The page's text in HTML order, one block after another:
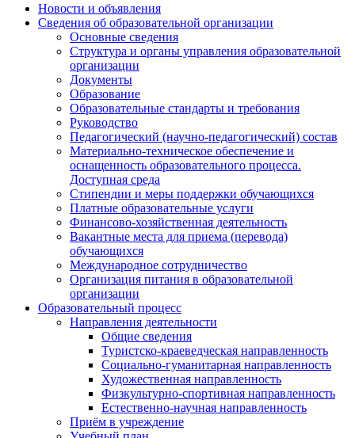
Новости и объявления
Сведения об образовательной организации
Основные сведения
Структура и органы управления образовательной
организации
Документы
Образование
Образовательные стандарты и требования
Руководство
Педагогический (научно-педагогический) состав
Материально-техническое обеспечение и
оснащенность образовательного процесса.
Доступная среда
Стипендии и меры поддержки обучающихся
Платные образовательные услуги
Финансово-хозяйственная деятельность
Вакантные места для приема (перевода)
обучающихся
Международное сотрудничество
Организация питания в образовательной
организации
Образовательный процесс
Направления деятельности
Общие сведения
Туристско-краеведческая направленность
Социально-гуманитарная направленность
Художественная направленность
Физкультурно-спортивная направленность
Естественно-научная направленность
Приём в учреждение